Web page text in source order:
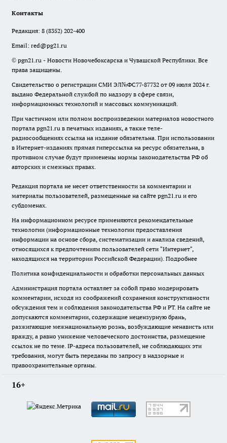
Контакты
Редакция: 8 (8352) 202-400
Email: red@pg21.ru
© pgn21.ru - Новости Новочебоксарска и Чувашской Республики. Все
права защищены.
Свидетельство о регистрации СМИ ЭЛ№ФС77-87732 от 09 июля 2024 г.
выдано Федеральной службой по надзору в сфере связи,
информационных технологий и массовых коммуникаций.
При частичном или полном воспроизведении материалов новостного
портала pgn21.ru в печатных изданиях, а также теле-
радиосообщениях ссылка на издание обязательна. При использовании
в Интернет-изданиях прямая гиперссылка на ресурс обязательна, в
противном случае будут применены нормы законодательства РФ об
авторских и смежных правах.
Редакция портала не несет ответственности за комментарии и
материалы пользователей, размещенные на сайте pgn21.ru и его
субдоменах.
На информационном ресурсе применяются рекомендательные
технологии (информационные технологии предоставления
информации на основе сбора, систематизации и анализа сведений,
относящихся к предпочтениям пользователей сети "Интернет",
находящихся на территории Российской Федерации). Подробнее
Политика конфиденциальности и обработки персональных данных
Администрация портала оставляет за собой право модерировать
комментарии, исходя из соображений сохранения конструктивности
обсуждения тем и соблюдения законодательства РФ и РТ. На сайте не
допускаются комментарии, содержащие нецензурную брань,
разжигающие межнациональную рознь, возбуждающие ненависть или
вражду, а равно унижение человеческого достоинства, размещение
ссылок не по теме. IP-адреса пользователей, не соблюдающих эти
требования, могут быть переданы по запросу в надзорные и
правоохранительные органы.
16+